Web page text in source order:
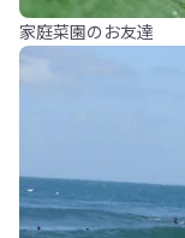
家庭菜園のお友達